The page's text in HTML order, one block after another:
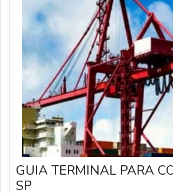
GUIA TERMINAL PARA
SP